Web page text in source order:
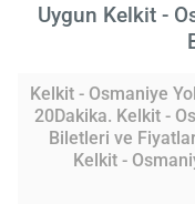
Uygun Kelkit -
Kelkit - Osmaniye
20Dakika. Kelkit -
Biletleri ve
Kelkit -